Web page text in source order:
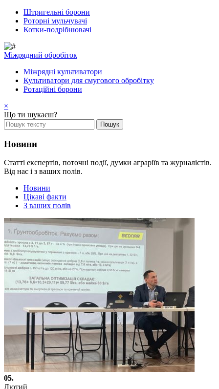
Штригельні борони
Pоторні мульчувачі
Котки-подрібнювачі
Mіжрядний обробіток
Міжрядні культиватори
Культиватори для смугового обробітку
Ротаційні борони
×
Що ти шукаєш?
Новини
Статті експертів, поточні події, думки аграріїв та журналістів.
Від нас і з ваших полів.
Новини
Цікаві факти
З ваших полів
05.
Лютий